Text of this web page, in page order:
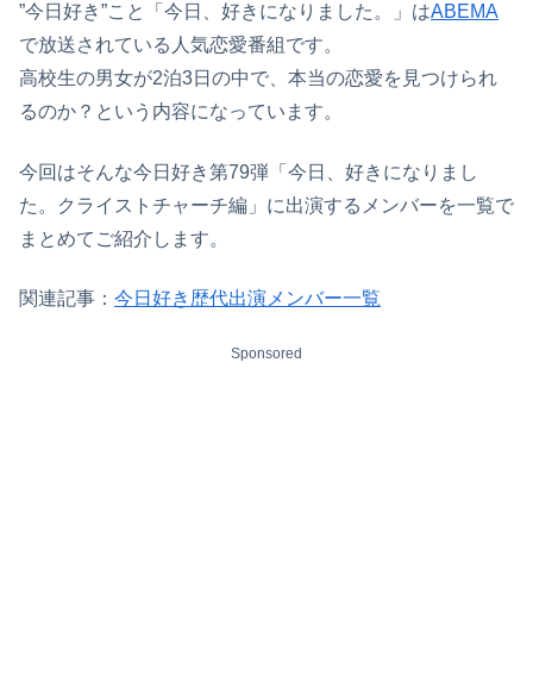
”今日好き”こと「今日、好きになりました。」はABEMA
で放送されている人気恋愛番組です。
高校生の男女が2泊3日の中で、本当の恋愛を見つけられ
るのか？という内容になっています。
今回はそんな今日好き第79弾「今日、好きになりまし
た。クライストチャーチ編」に出演するメンバーを一覧で
まとめてご紹介します。
関連記事： 今日好き歴代出演メンバー一覧
Sponsored